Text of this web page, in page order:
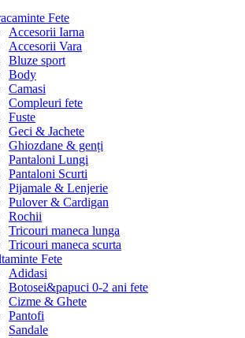
Fete
Accesorii Iarna
Accesorii Vara
Bluze sport
Body
Camasi
Compleuri fete
Fuste
Geci & Jachete
Ghiozdane & genți
Pantaloni Lungi
Pantaloni Scurti
Pijamale & Lenjerie
Pulover & Cardigan
Rochii
Tricouri maneca lunga
Tricouri maneca scurta
Fete
Adidasi
Botosei&papuci 0-2 ani fete
Cizme & Ghete
Pantofi
Sandale